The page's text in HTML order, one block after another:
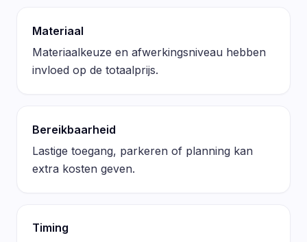
Materiaal
Materiaalkeuze en afwerkingsniveau hebben
invloed op de totaalprijs.
Bereikbaarheid
Lastige toegang, parkeren of planning kan
extra kosten geven.
Timing